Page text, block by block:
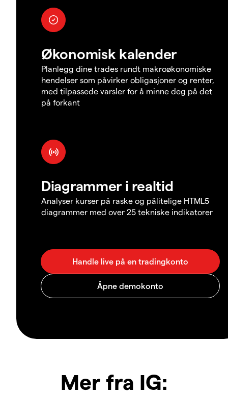
Økonomisk kalender
Planlegg dine trades rundt makroøkonomiske
hendelser som påvirker obligasjoner og renter,
med tilpassede varsler for å minne deg på det
på forkant
Diagrammer i realtid
Analyser kurser på raske og pålitelige HTML5
diagrammer med over 25 tekniske indikatorer
Mer fra IG: